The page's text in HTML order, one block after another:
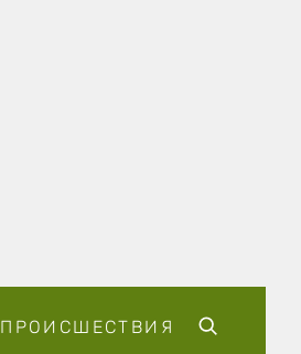
ПРОИСШЕСТВИЯ